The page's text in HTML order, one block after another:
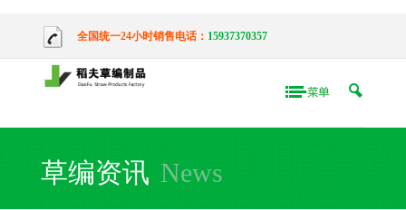
全国统一24小时销售电话： 15937370357
草编资讯 News